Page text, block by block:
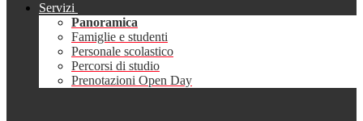
Servizi
Panoramica
Famiglie e studenti
Personale scolastico
Percorsi di studio
Prenotazioni Open Day